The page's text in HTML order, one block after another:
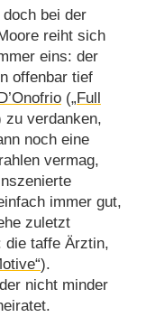
bei der
reiht sich
eins: der
offenbar tief
(„Full
zu verdanken,
noch eine
vermag,
immer gut,
zuletzt
die taffe Ärztin,
).
nicht minder